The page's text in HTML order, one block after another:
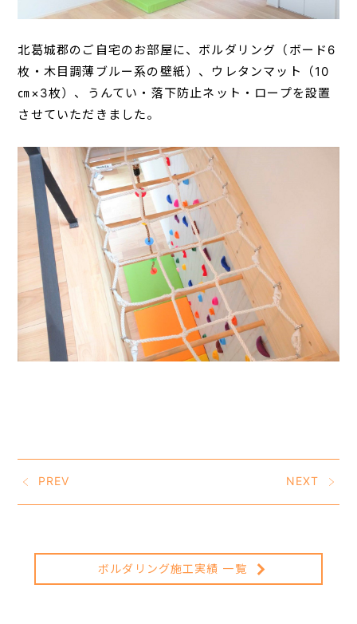
北葛城郡のご自宅のお部屋に、ボルダリング（ボード6
枚・木目調薄ブルー系の壁紙）、ウレタンマット（10
㎝×3枚）、うんてい・落下防止ネット・ロープを設置
させていただきました。
PREV NEXT
ボルダリング施工実績 一覧